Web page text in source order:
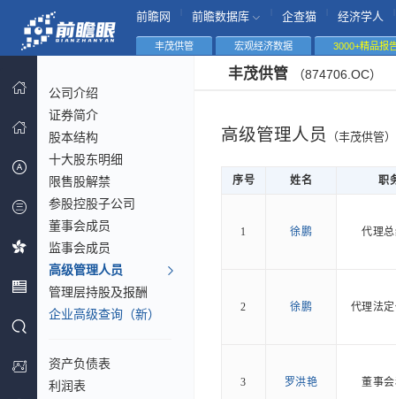
前瞻网 前瞻数据库 企查猫 经济学人
丰茂供管 宏观经济数据 3000+精品报
公司介绍
证券简介
股本结构
十大股东明细
限售股解禁
参股控股子公司
董事会成员
监事会成员
高级管理人员
管理层持股及报酬
企业高级查询（新）
资产负债表
利润表
丰茂供管 （874706.OC）
高级管理人员 （丰茂供管）
序号 姓名 职
1 徐鹏 代理
2 徐鹏 代理法
3 罗洪艳 董事